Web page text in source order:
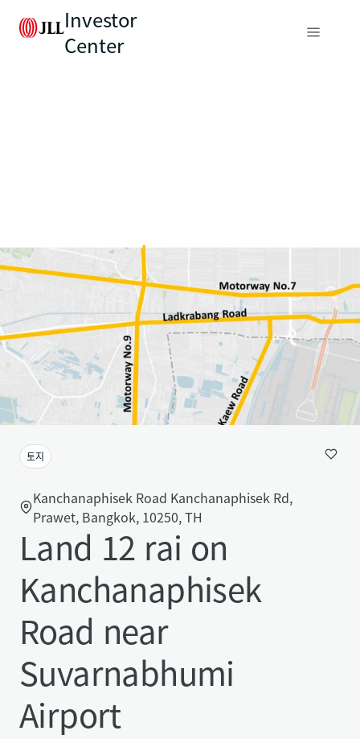
Investor
Center
토지
Kanchanaphisek Road Kanchanaphisek Rd,
Prawet, Bangkok, 10250, TH
Land 12 rai on
Kanchanaphisek
Road near
Suvarnabhumi
Airport